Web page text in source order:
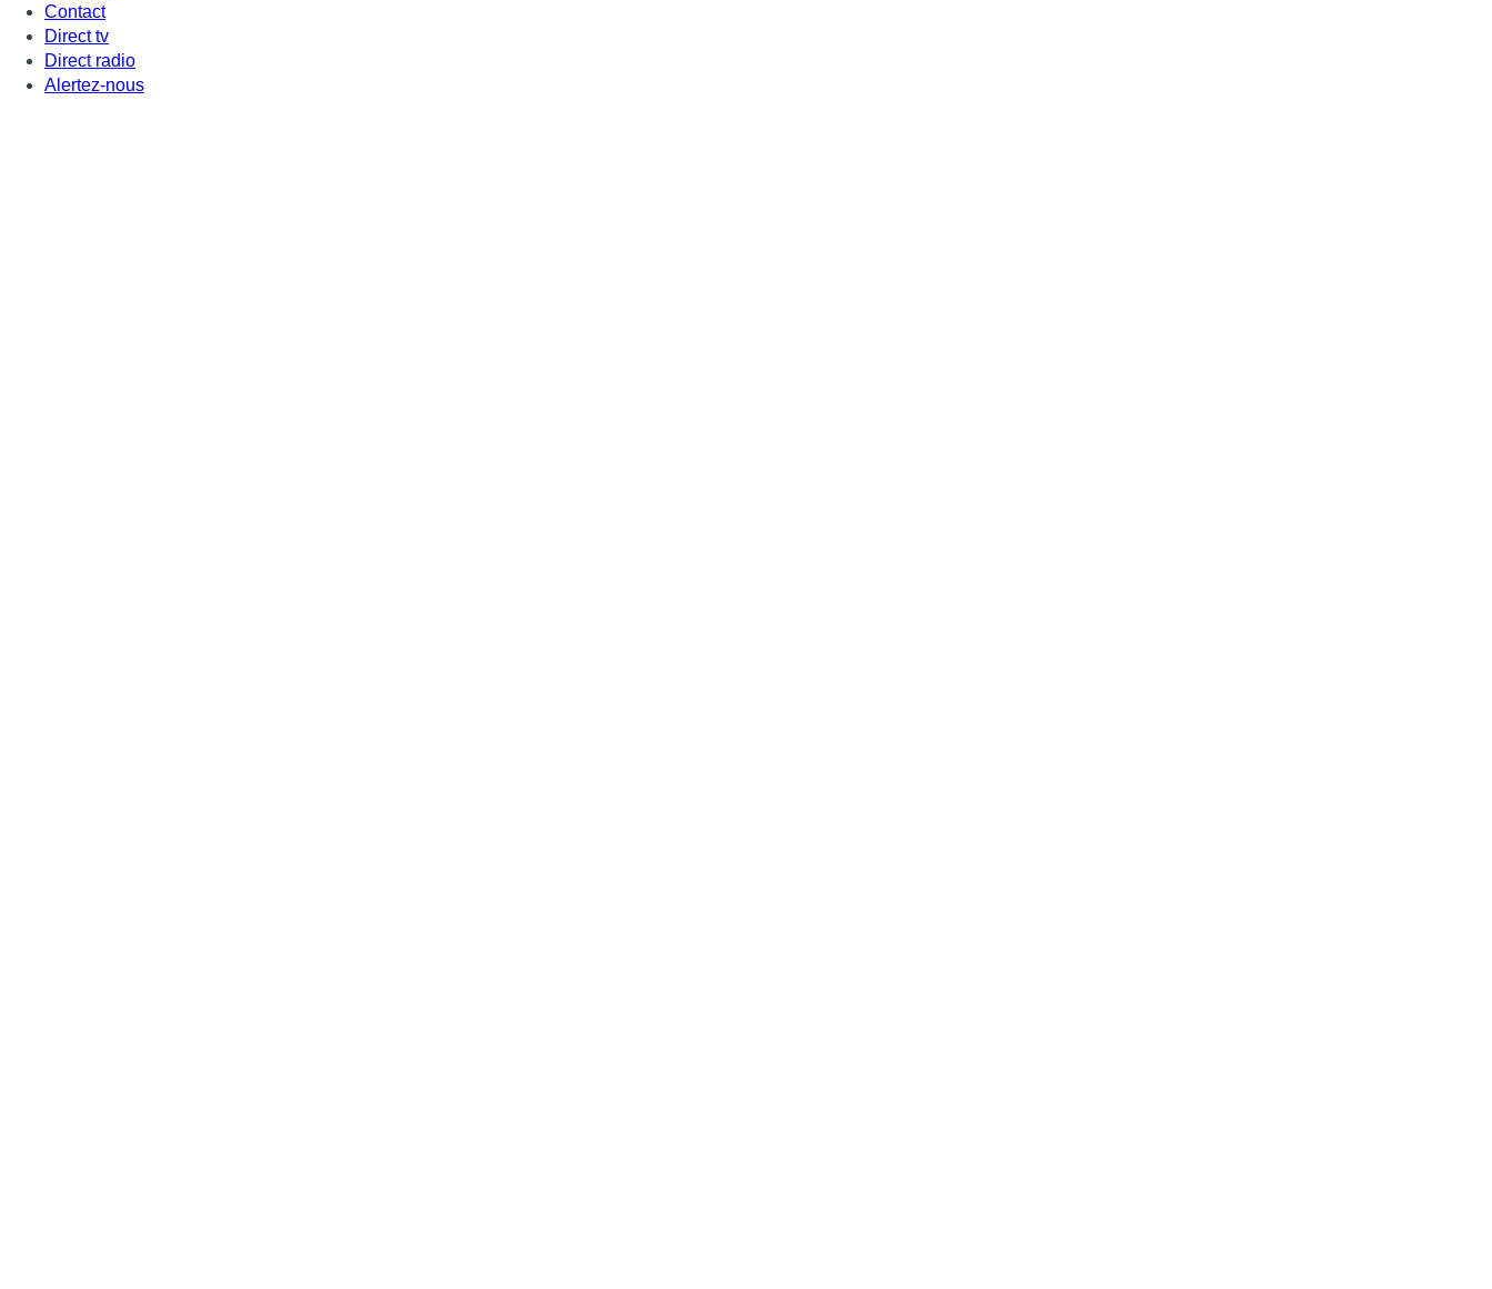
Contact
Direct tv
Direct radio
Alertez-nous